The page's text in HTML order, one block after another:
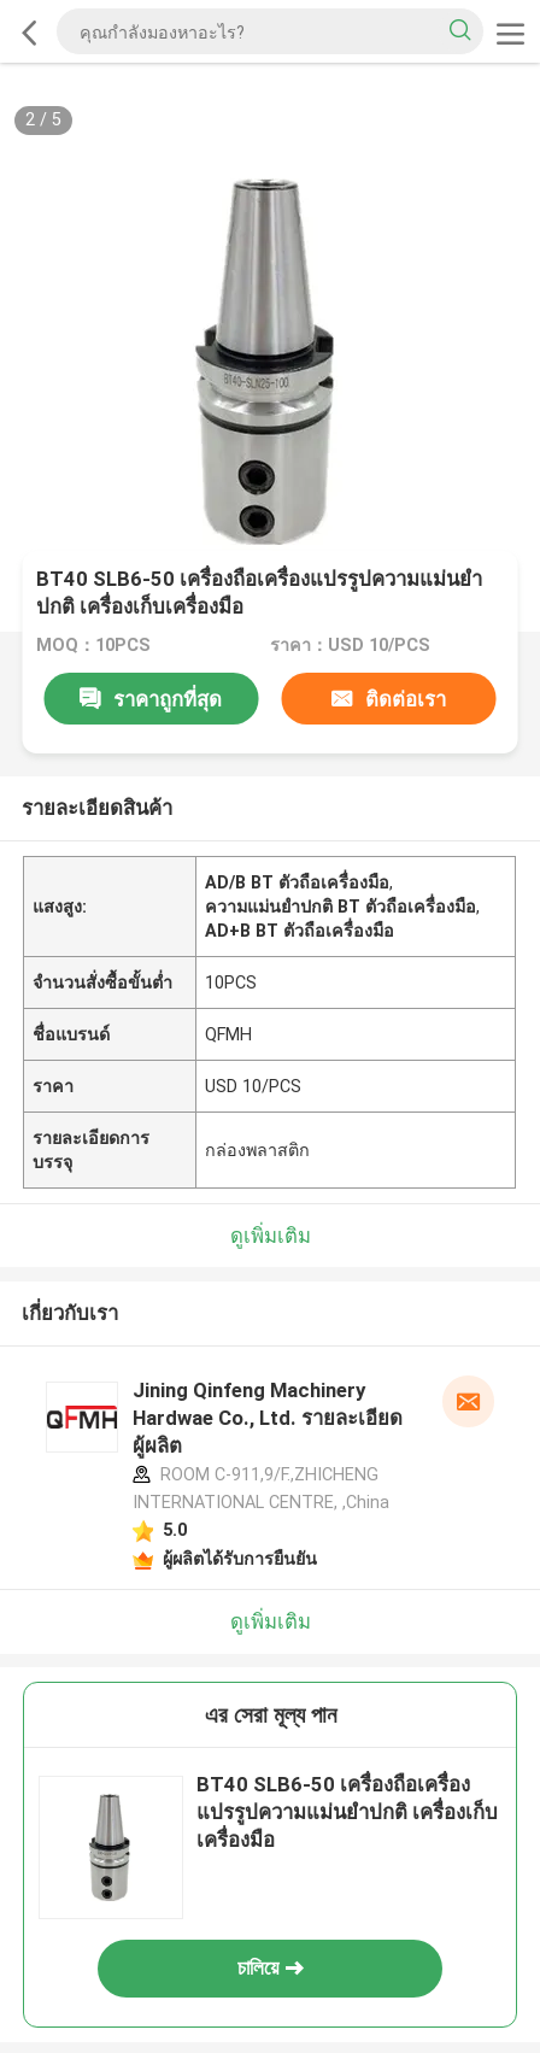
2/ 5
BT40 SLB6-50 เครื่องถือเครื่องแปรรูปความแม่นยํา
ปกติ เครื่องเก็บเครื่องมือ
MOQ：10PCS ราคา：USD 10/PCS
ราคาถูกที่สุด ติดต่อเรา
รายละเอียดสินค้า
แสงสูง:
AD/B BT ตัวถือเครื่องมือ,
ความแม่นยําปกติ BT ตัวถือเครื่องมือ,
AD+B BT ตัวถือเครื่องมือ
จำนวนสั่งซื้อขั้นต่ำ 10PCS
ชื่อแบรนด์ QFMH
ราคา USD 10/PCS
รายละเอียดการ
บรรจุ
กล่องพลาสติก
ดูเพิ่มเติม
เกี่ยวกับเรา
Jining Qinfeng Machinery
Hardwae Co., Ltd. รายละเอียด
ผู้ผลิต
ROOM C-911,9/F.,ZHICHENG
INTERNATIONAL CENTRE, ,China
5.0
ผู้ผลิตได้รับการยืนยัน
ดูเพิ่มเติม
এর সেরা মূল্য পান
BT40 SLB6-50 เครื่องถือเครื่อง
แปรรูปความแม่นยําปกติ เครื่องเก็บ
เครื่องมือ
চালিয়ে